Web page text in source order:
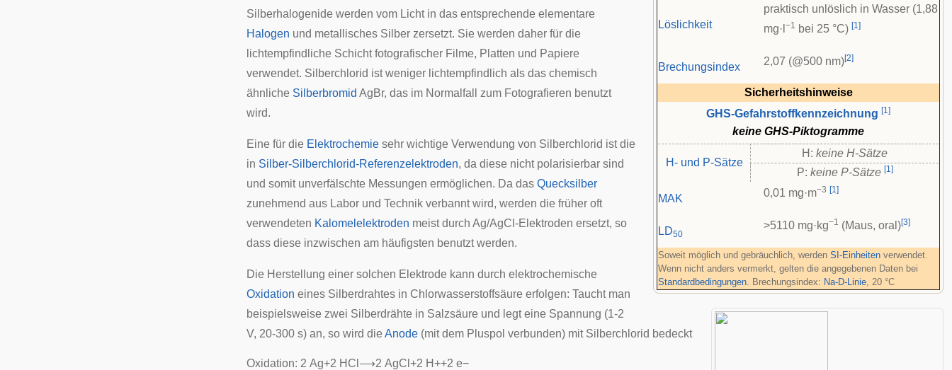
Löslichkeit
praktisch unlöslich in Wasser (1,88
mg·l −1 bei 25 °C) [1]
Brechungsindex 2,07 (@500 nm)[2]
Sicherheitshinweise
GHS-Gefahrstoffkennzeichnung [1]
keine GHS-Piktogramme
H- und P-Sätze
H: keine H-Sätze
P: keine P-Sätze [1]
MAK 0,01 mg·m−3 [1]
LD50
>5110 mg·kg−1 (Maus, oral)[3]
Soweit möglich und gebräuchlich, werden SI-Einheiten verwendet.
Wenn nicht anders vermerkt, gelten die angegebenen Daten bei
Standardbedingungen. Brechungsindex: Na-D-Linie, 20 °C
Silberhalogenide werden vom Licht in das entsprechende elementare
Halogen und metallisches Silber zersetzt. Sie werden daher für die
lichtempfindliche Schicht fotografischer Filme, Platten und Papiere
verwendet. Silberchlorid ist weniger lichtempfindlich als das chemisch
ähnliche Silberbromid AgBr, das im Normalfall zum Fotografieren benutzt
wird.
Eine für die Elektrochemie sehr wichtige Verwendung von Silberchlorid ist die
in Silber-Silberchlorid-Referenzelektroden, da diese nicht polarisierbar sind
und somit unverfälschte Messungen ermöglichen. Da das Quecksilber
zunehmend aus Labor und Technik verbannt wird, werden die früher oft
verwendeten Kalomelelektroden meist durch Ag/AgCl-Elektroden ersetzt, so
dass diese inzwischen am häufigsten benutzt werden.
Die Herstellung einer solchen Elektrode kann durch elektrochemische
Oxidation eines Silberdrahtes in Chlorwasserstoffsäure erfolgen: Taucht man
beispielsweise zwei Silberdrähte in Salzsäure und legt eine Spannung (1-2
V, 20-300 s) an, so wird die Anode (mit dem Pluspol verbunden) mit Silberchlorid bedeckt
Oxidation: 2 Ag+2 H C ⟶2 AgC +2 H++2 e−